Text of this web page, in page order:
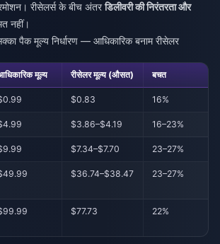
रीसेलर्स के बीच अंतरडिलीवरी की निरंतरता और
नहीं।
पैक मूल्य निर्धारण — आधिकारिक बनाम रीसेलर
मूल्य रीसेलर मूल्य (औसत) बचत
$0.83 16%
$3.86–$4.19 16–23%
$7.34–$7.70 23–27%
$36.74–$38.47 23–27%
$77.73 22%